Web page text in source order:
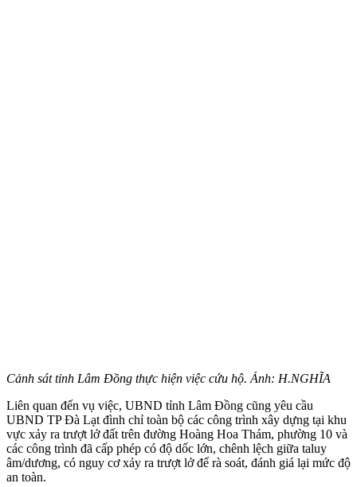
Cảnh sát tỉnh Lâm Đồng thực hiện việc cứu hộ. Ảnh: H.NGHĨA
Liên quan đến vụ việc, UBND tỉnh Lâm Đồng cũng yêu cầu
UBND TP Đà Lạt đình chỉ toàn bộ các công trình xây dựng tại khu
vực xảy ra trượt lở đất trên đường Hoàng Hoa Thám, phường 10 và
các công trình đã cấp phép có độ dốc lớn, chênh lệch giữa taluy
âm/dương, có nguy cơ xảy ra trượt lở để rà soát, đánh giá lại mức độ
an toàn.